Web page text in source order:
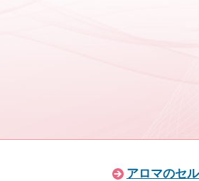
アロマのセ